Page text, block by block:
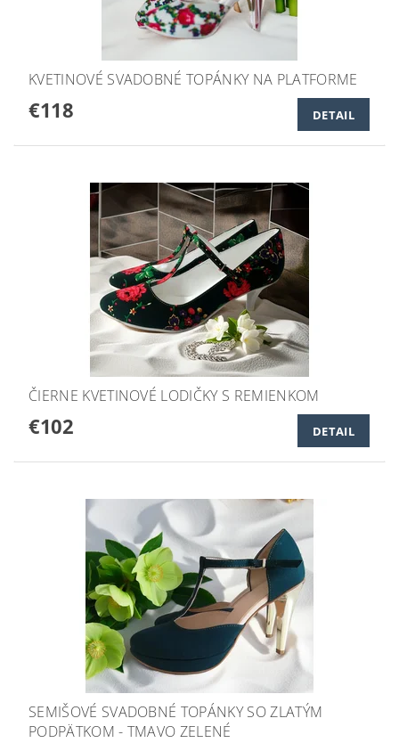
KVETINOVÉ SVADOBNÉ TOPÁNKY NA PLATFORME
€118 DETAIL
ČIERNE KVETINOVÉ LODIČKY S REMIENKOM
€102 DETAIL
SEMIŠOVÉ SVADOBNÉ TOPÁNKY SO ZLATÝM
PODPÄTKOM - TMAVO ZELENÉ